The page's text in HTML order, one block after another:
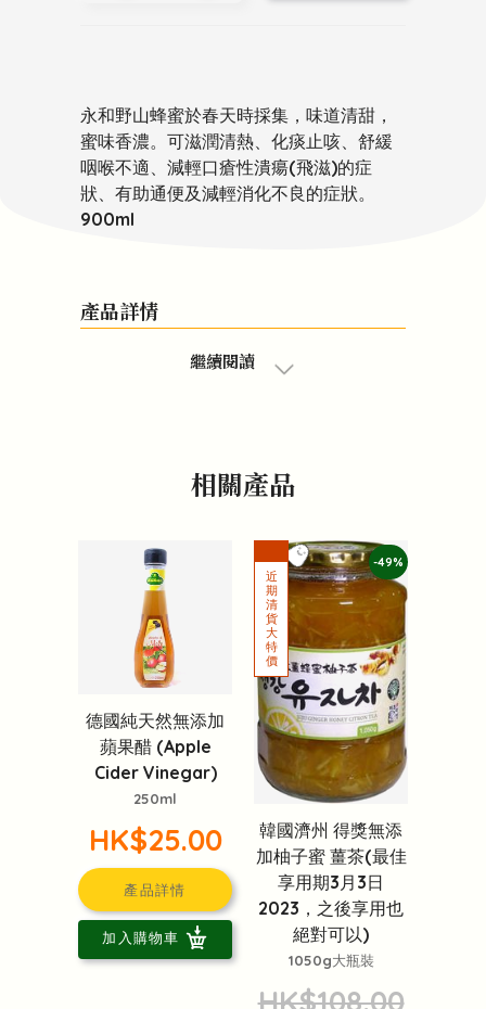
永和野山蜂蜜於春天時採集，味道清甜，
蜜味香濃。可滋潤清熱、化痰止咳、舒緩
咽喉不適、減輕口瘡性潰瘍(飛滋)的症
狀、有助通便及減輕消化不良的症狀。
900ml
產品詳情
繼續閱讀
相關產品
德國純天然無添加
蘋果醋 (Apple
Cider Vinegar)
250ml
HK$25.00
產品詳情
加入購物車
-49%
韓國濟州 得獎無添
加柚子蜜 薑茶(最佳
享用期3月3日
2023，之後享用也
絕對可以)
1050g大瓶裝
HK$108.00